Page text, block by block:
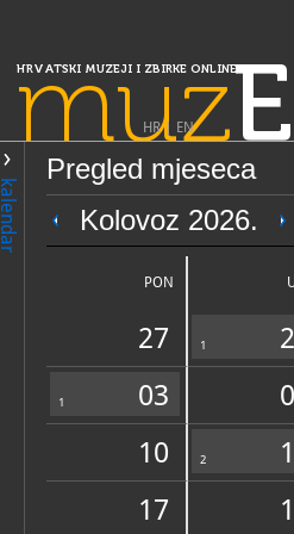
HRVATSKI MUZEJI I ZBIRKE ONLINE
muz
HR| EN
kalendar
Pregled mjeseca
Kolovoz 2026.
PON
27 1
1 03
10
2
17
PRETRAŽIVANJE
Slavonija,
Spomen
OPĆI PODACI